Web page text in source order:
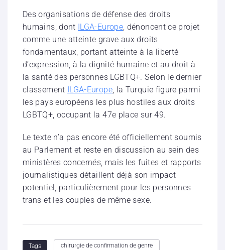
Des organisations de défense des droits
humains, dont ILGA-Europe, dénoncent ce projet
comme une atteinte grave aux droits
fondamentaux, portant atteinte à la liberté
d’expression, à la dignité humaine et au droit à
la santé des personnes LGBTQ+. Selon le dernier
classement ILGA-Europe, la Turquie figure parmi
les pays européens les plus hostiles aux droits
LGBTQ+, occupant la 47e place sur 49.
Le texte n’a pas encore été officiellement soumis
au Parlement et reste en discussion au sein des
ministères concernés, mais les fuites et rapports
journalistiques détaillent déjà son impact
potentiel, particulièrement pour les personnes
trans et les couples de même sexe.
Tags chirurgie de confirmation de genre